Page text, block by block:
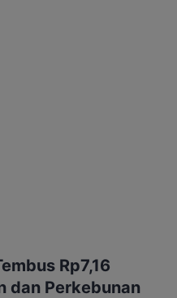
Rp7,16
dan Perkebunan